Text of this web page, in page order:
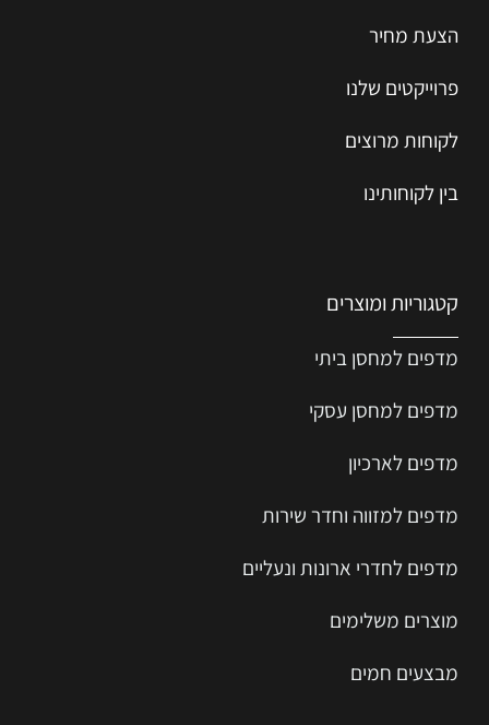
הצעת מחיר
פרוייקטים שלנו
לקוחות מרוצים
בין לקוחותינו
קטגוריות ומוצרים
מדפים למחסן ביתי
מדפים למחסן עסקי
מדפים לארכיון
מדפים למזווה וחדר שירות
מדפים לחדרי ארונות ונעליים
מוצרים משלימים
מבצעים חמים